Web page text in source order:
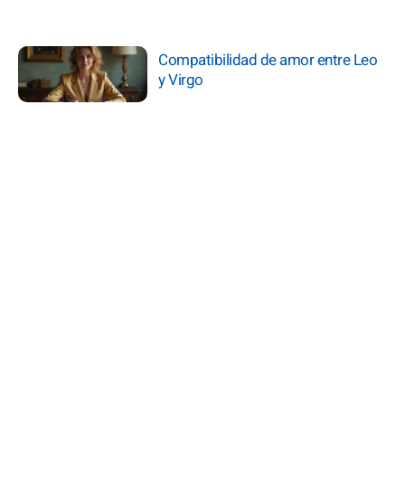
Compatibilidad de amor entre Leo
y Virgo